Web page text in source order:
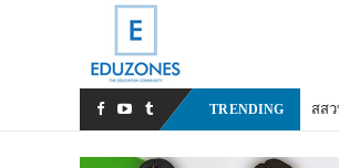
TRENDING
สส